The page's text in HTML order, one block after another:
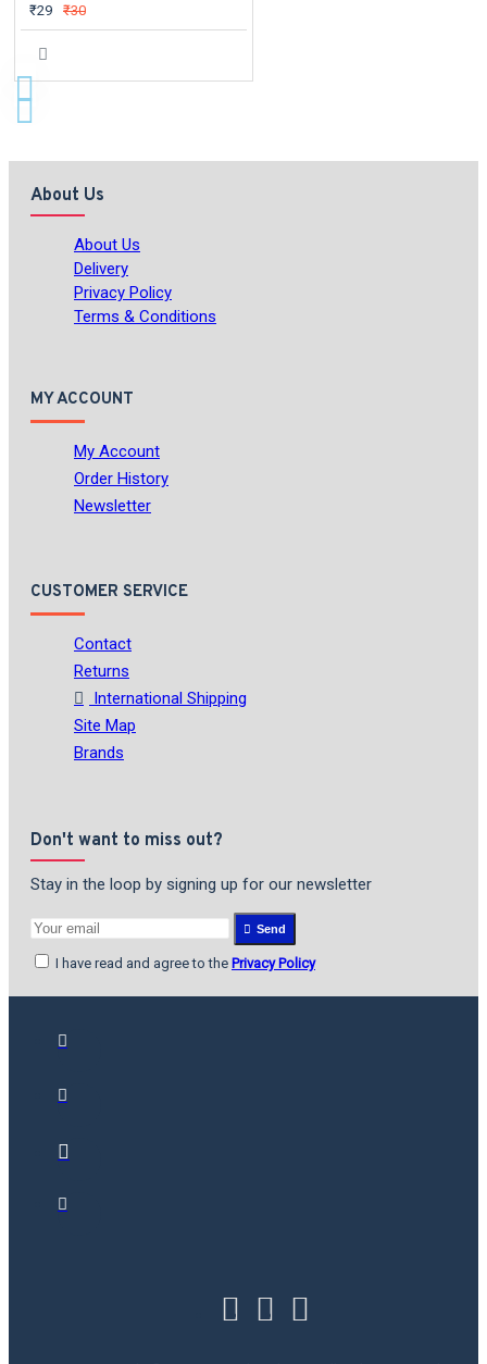
₹29 ₹30
About Us
About Us
Delivery
Privacy Policy
Terms & Conditions
MY ACCOUNT
My Account
Order History
Newsletter
CUSTOMER SERVICE
Contact
Returns
International Shipping
Site Map
Brands
Don't want to miss out?
Stay in the loop by signing up for our newsletter
Send
I have read and agree to the Privacy Policy